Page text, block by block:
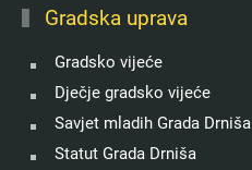
Gradska uprava
Gradsko vijeće
Dječje gradsko vijeće
Savjet mladih Grada Drniša
Statut Grada Drniša